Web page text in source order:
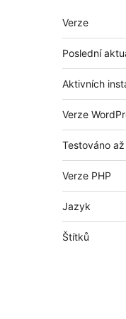
Meta
Verze
Poslední
Aktivních
Verze
Testováno
Verze PHP
Jazyk
Štítků